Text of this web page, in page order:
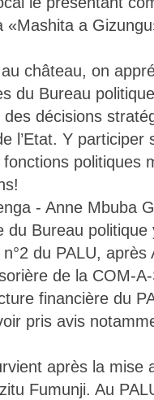
«Mashita a
château, on
du Bureau
décisions
l’Etat. Y participer
politiques
- Anne Mbuba
du Bureau
du PALU, après
de la COM-
financière du
pris avis
après la mise
Fumunji. Au